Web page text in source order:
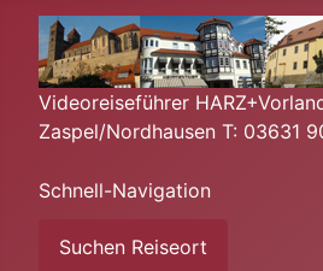
Videoreiseführer
Zaspel/Nordhausen T: 03631
Schnell-Navigation
Suchen Reiseort